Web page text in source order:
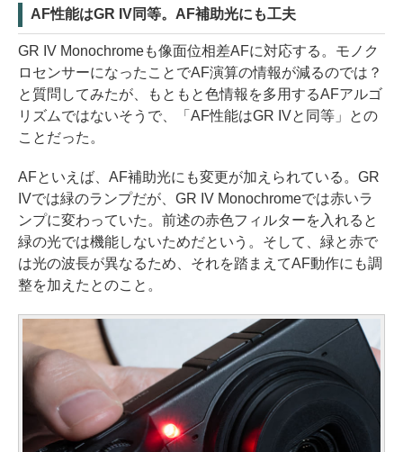
AF性能はGR IV同等。AF補助光にも工夫
GR IV Monochromeも像面位相差AFに対応する。モノク
ロセンサーになったことでAF演算の情報が減るのでは？
と質問してみたが、もともと色情報を多用するAFアルゴ
リズムではないそうで、「AF性能はGR IVと同等」との
ことだった。
AFといえば、AF補助光にも変更が加えられている。GR
IVでは緑のランプだが、GR IV Monochromeでは赤いラ
ンプに変わっていた。前述の赤色フィルターを入れると
緑の光では機能しないためだという。そして、緑と赤で
は光の波長が異なるため、それを踏まえてAF動作にも調
整を加えたとのこと。